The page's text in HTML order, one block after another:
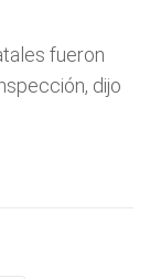
fueron
dijo